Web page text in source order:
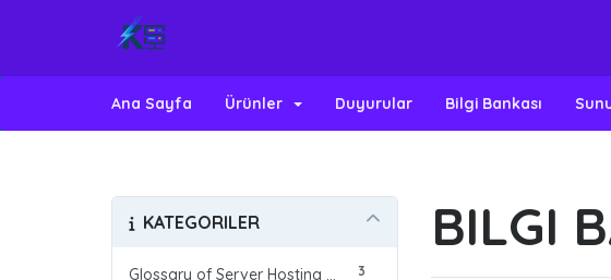
Ana Sayfa Ürünler Duyurular Bilgi Bankası
BILGI
KATEGORILER
3